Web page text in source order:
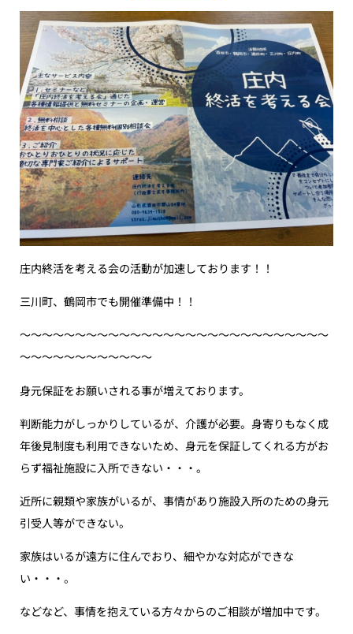
庄内終活を考える会の活動が加速しております！！
三川町、鶴岡市でも開催準備中！！
〜〜〜〜〜〜〜〜〜〜〜〜〜〜〜〜〜〜〜〜〜〜〜〜〜〜〜〜
〜〜〜〜〜〜〜〜〜〜〜〜
身元保証をお願いされる事が増えております。
判断能力がしっかりしているが、介護が必要。身寄りもなく成
年後見制度も利用できないため、身元を保証してくれる方がお
らず福祉施設に入所できない・・・。
近所に親類や家族がいるが、事情があり施設入所のための身元
引受人等ができない。
家族はいるが遠方に住んでおり、細やかな対応ができな
い・・・。
などなど、事情を抱えている方々からのご相談が増加中です。